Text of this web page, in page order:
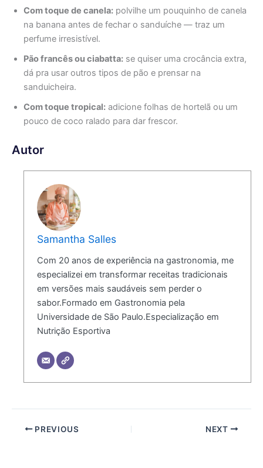
Com toque de canela: polvilhe um pouquinho de canela
na banana antes de fechar o sanduíche — traz um
perfume irresistível.
Pão francês ou ciabatta: se quiser uma crocância extra,
dá pra usar outros tipos de pão e prensar na
sanduicheira.
Com toque tropical: adicione folhas de hortelã ou um
pouco de coco ralado para dar frescor.
Autor
Samantha Salles
Com 20 anos de experiência na gastronomia, me
especializei em transformar receitas tradicionais
em versões mais saudáveis sem perder o
sabor.Formado em Gastronomia pela
Universidade de São Paulo.Especialização em
Nutrição Esportiva
PREVIOUS NEXT